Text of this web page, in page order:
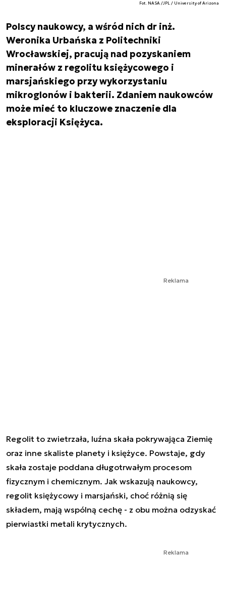
Fot. NASA /JPL / University of Arizona
Polscy naukowcy, a wśród nich dr inż.
Weronika Urbańska z Politechniki
Wrocławskiej, pracują nad pozyskaniem
minerałów z regolitu księżycowego i
marsjańskiego przy wykorzystaniu
mikroglonów i bakterii. Zdaniem naukowców
może mieć to kluczowe znaczenie dla
eksploracji Księżyca.
Reklama
Regolit to zwietrzała, luźna skała pokrywająca Ziemię
oraz inne skaliste planety i księżyce. Powstaje, gdy
skała zostaje poddana długotrwałym procesom
fizycznym i chemicznym. Jak wskazują naukowcy,
regolit księżycowy i marsjański, choć różnią się
składem, mają wspólną cechę - z obu można odzyskać
pierwiastki metali krytycznych.
Reklama